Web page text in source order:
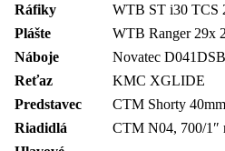
Ráfiky
WTB ST i30 TCS
Plášte
WTB Ranger 29x
Náboje
Novatec
Reťaz
KMC XGLIDE
Predstavec
CTM Shorty
Riadidlá
CTM N04, 700/1″